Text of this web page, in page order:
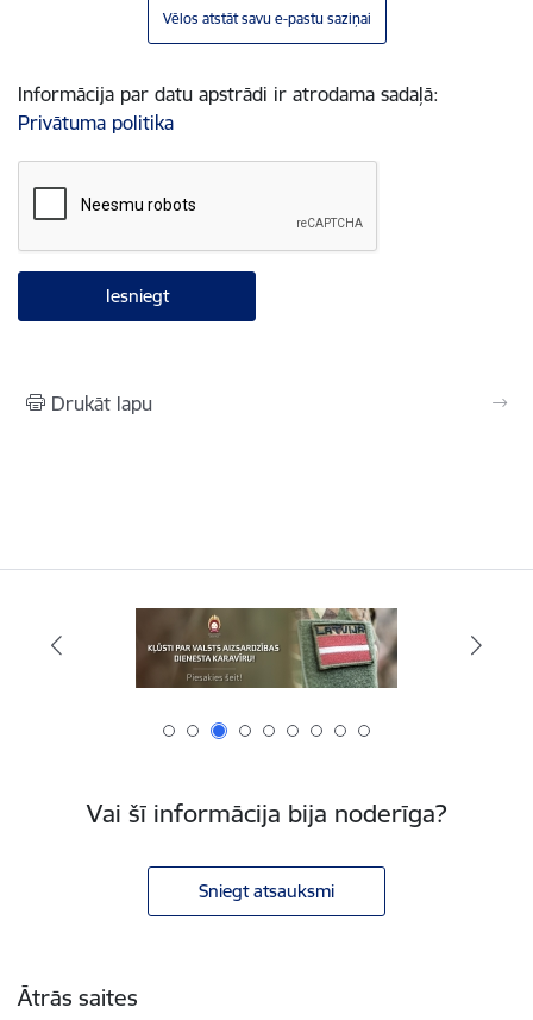
Vēlos atstāt savu e-pastu saziņai
Informācija par datu apstrādi ir atrodama sadaļā:
Privātuma politika
Drukāt lapu
Vai šī informācija bija noderīga?
Sniegt atsauksmi
Ātrās saites